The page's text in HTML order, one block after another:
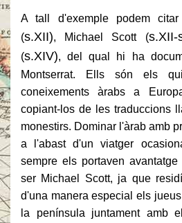
A tall d'exemple podem
(s.XII), Michael Scott (s.XII-
(s.XIV), del qual hi ha
Montserrat. Ells són els
coneixements àrabs a
copiant-los de les traduccions
monestirs. Dominar l'àrab amb
a l'abast d'un viatger
sempre els portaven
ser Michael Scott, ja que
d'una manera especial els
la península juntament amb